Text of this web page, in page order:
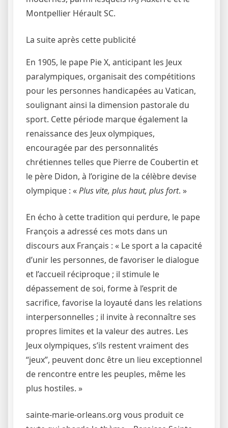
Montpellier Hérault SC.
La suite après cette publicité
En 1905, le pape Pie X, anticipant les Jeux
paralympiques, organisait des compétitions
pour les personnes handicapées au Vatican,
soulignant ainsi la dimension pastorale du
sport. Cette période marque également la
renaissance des Jeux olympiques,
encouragée par des personnalités
chrétiennes telles que Pierre de Coubertin et
le père Didon, à l’origine de la célèbre devise
olympique : «Plus vite, plus haut, plus fort. »
En écho à cette tradition qui perdure, le pape
François a adressé ces mots dans un
discours aux Français : « Le sport a la capacité
d’unir les personnes, de favoriser le dialogue
et l’accueil réciproque ; il stimule le
dépassement de soi, forme à l’esprit de
sacrifice, favorise la loyauté dans les relations
interpersonnelles ; il invite à reconnaître ses
propres limites et la valeur des autres. Les
Jeux olympiques, s’ils restent vraiment des
“jeux”, peuvent donc être un lieu exceptionnel
de rencontre entre les peuples, même les
plus hostiles. »
sainte-marie-orleans.org vous produit ce